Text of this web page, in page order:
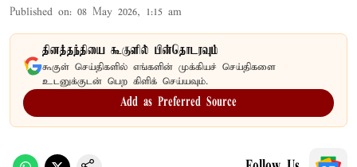
Published on: 08 May 2026, 1:15 am
தினத்தந்தியை கூகுளில் பின்தொடரவும்
கூகுள் செய்திகளில் எங்களின் முக்கியச் செய்திகளை
உடனுக்குடன் பெற கிளிக் செய்யவும்.
Add as Preferred Source